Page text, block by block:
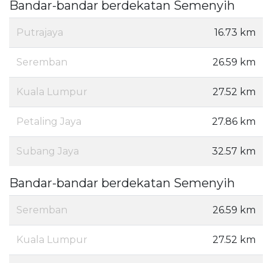
Bandar-bandar berdekatan Semenyih
Putrajaya 16.73 km
Seremban 26.59 km
Kuala Lumpur 27.52 km
Petaling Jaya 27.86 km
Subang Jaya 32.57 km
Bandar-bandar berdekatan Semenyih
Seremban 26.59 km
Kuala Lumpur 27.52 km